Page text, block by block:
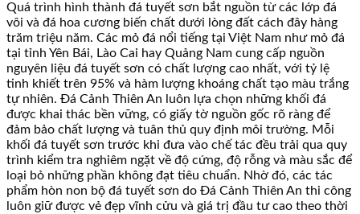
Quá trình hình thành đá tuyết sơn bắt nguồn từ các lớp đá
vôi và đá hoa cương biến chất dưới lòng đất cách đây hàng
trăm triệu năm. Các mỏ đá nổi tiếng tại Việt Nam như mỏ đá
tại tỉnh Yên Bái, Lào Cai hay Quảng Nam cung cấp nguồn
nguyên liệu đá tuyết sơn có chất lượng cao nhất, với tỷ lệ
tinh khiết trên 95% và hàm lượng khoáng chất tạo màu trắng
tự nhiên. Đá Cảnh Thiên An luôn lựa chọn những khối đá
được khai thác bền vững, có giấy tờ nguồn gốc rõ ràng để
đảm bảo chất lượng và tuân thủ quy định môi trường. Mỗi
khối đá tuyết sơn trước khi đưa vào chế tác đều trải qua quy
trình kiểm tra nghiêm ngặt về độ cứng, độ rỗng và màu sắc để
loại bỏ những phần không đạt tiêu chuẩn. Nhờ đó, các tác
phẩm hòn non bộ đá tuyết sơn do Đá Cảnh Thiên An thi công
luôn giữ được vẻ đẹp vĩnh cửu và giá trị đầu tư cao theo thời